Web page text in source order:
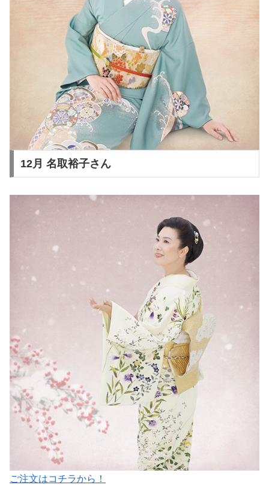
12月 名取裕子さん
ご注文はコチラから！